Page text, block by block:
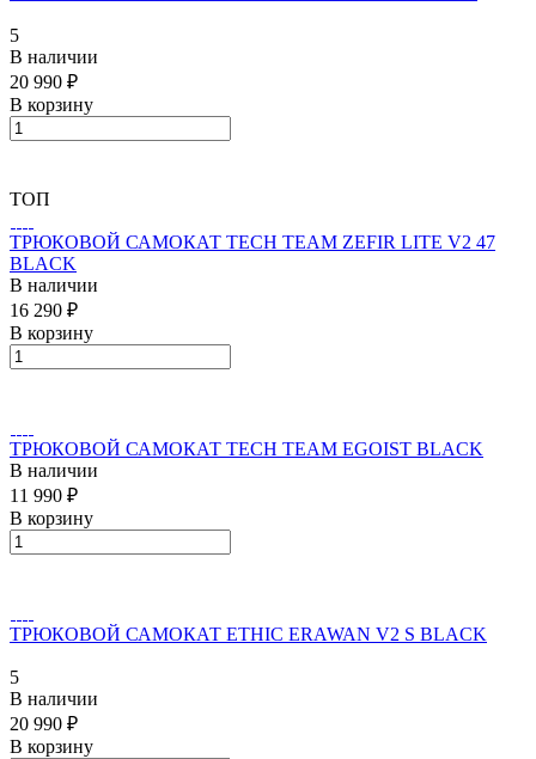
5
В наличии
20 990 ₽
В корзину
ТОП
ТРЮКОВОЙ САМОКАТ TECH TEAM ZEFIR LITE V2 47
BLACK
В наличии
16 290 ₽
В корзину
ТРЮКОВОЙ САМОКАТ TECH TEAM EGOIST BLACK
В наличии
11 990 ₽
В корзину
ТРЮКОВОЙ САМОКАТ ETHIC ERAWAN V2 S BLACK
5
В наличии
20 990 ₽
В корзину